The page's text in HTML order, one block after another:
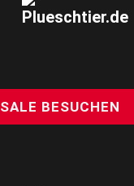
SALE BESUCHEN